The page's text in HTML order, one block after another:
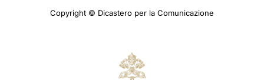
Copyright © Dicastero per la Comunicazione